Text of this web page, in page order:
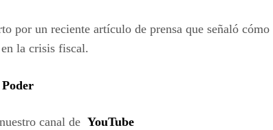
por un reciente artículo de prensa que señaló
la crisis fiscal.
canal de YouTube